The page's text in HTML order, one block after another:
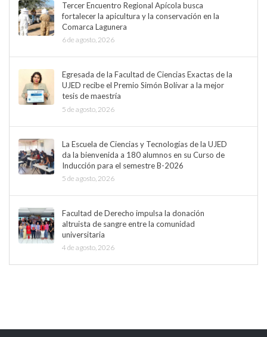
Tercer Encuentro Regional Apícola busca
fortalecer la apicultura y la conservación en la
Comarca Lagunera
6 de agosto, 2026
Egresada de la Facultad de Ciencias Exactas de la
UJED recibe el Premio Simón Bolívar a la mejor
tesis de maestría
5 de agosto, 2026
La Escuela de Ciencias y Tecnologías de la UJED
da la bienvenida a 180 alumnos en su Curso de
Inducción para el semestre B-2026
5 de agosto, 2026
Facultad de Derecho impulsa la donación
altruista de sangre entre la comunidad
universitaria
4 de agosto, 2026